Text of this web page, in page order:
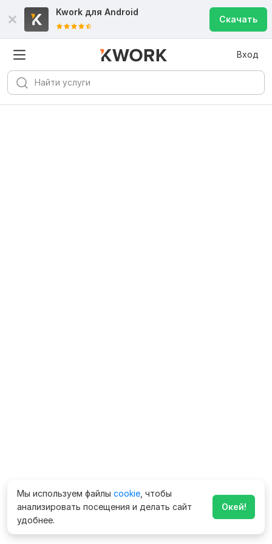
Kwork для Android
Скачать
Вход
Мы используем файлы cookie , чтобы
анализировать посещения и делать сайт
удобнее.
Окей!